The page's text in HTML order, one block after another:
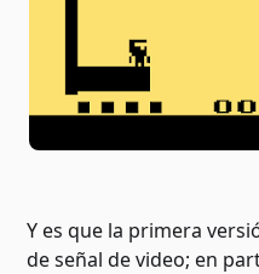
Y es que la primera
de señal de video; en